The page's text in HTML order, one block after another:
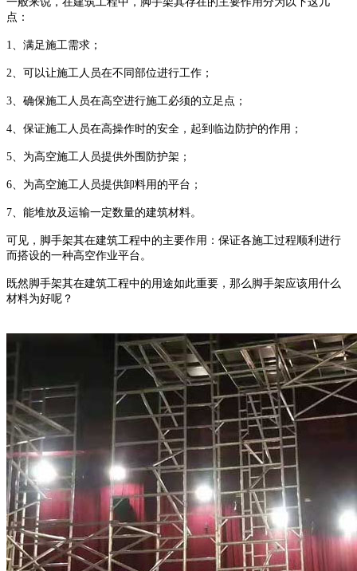
点：
1 、满足施工需求；
2 、可以让施工人员在不同部位进行工作；
3 、确保施工人员在高空进行施工必须的立足点；
4 、保证施工人员在高操作时的安全，起到临边防护的作用；
5 、为高空施工人员提供外围防护架；
6 、为高空施工人员提供卸料用的平台；
7 、能堆放及运输一定数量的建筑材料。
可见，脚手架其在建筑工程中的主要作用：保证各施工过程顺利进行
而搭设的一种高空作业平台。
既然脚手架其在建筑工程中的用途如此重要，那么脚手架应该用什么
材料为好呢？